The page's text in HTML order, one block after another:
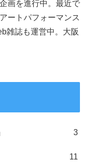
画を進行中。最近で
ートパフォーマンス
雑誌も運営中。大阪
3
11